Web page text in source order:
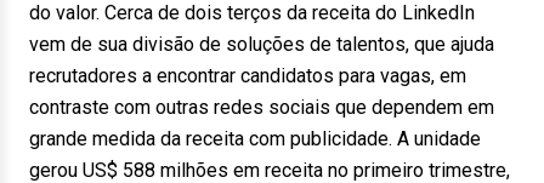
do valor. Cerca de dois terços da receita do LinkedIn
vem de sua divisão de soluções de talentos, que ajuda
recrutadores a encontrar candidatos para vagas, em
contraste com outras redes sociais que dependem em
grande medida da receita com publicidade. A unidade
gerou US$ 588 milhões em receita no primeiro trimestre,